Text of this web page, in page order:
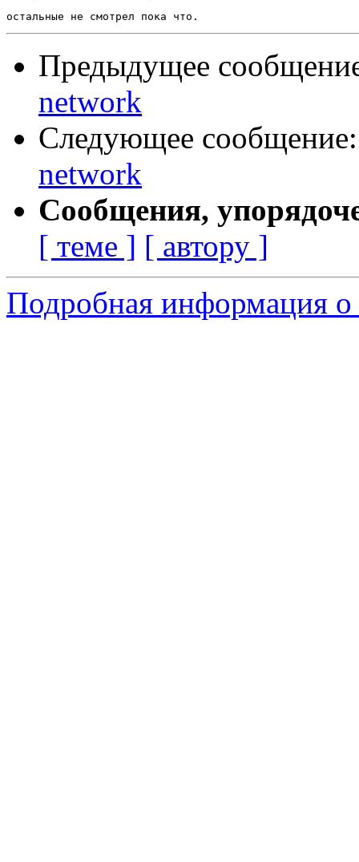
Предыдущее
network
Следующее
network
Сообщения,
[ теме ] [ автору ]
Подробная информация о